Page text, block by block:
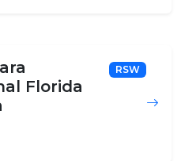
Florida
RSW